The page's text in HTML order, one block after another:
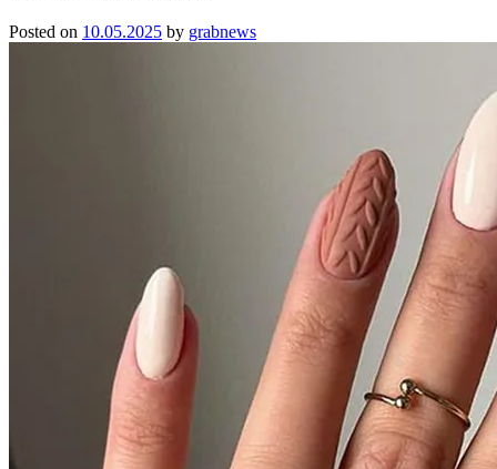
Posted on 10.05.2025 by grabnews